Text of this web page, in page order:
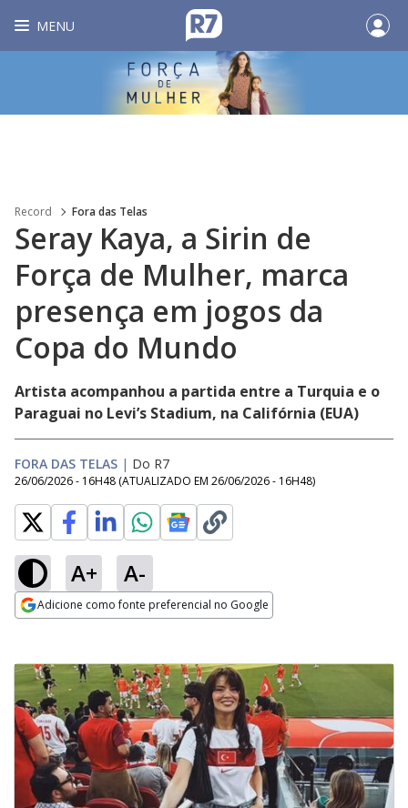
MENU
Record Fora das Telas
Seray Kaya, a Sirin de
Força de Mulher, marca
presença em jogos da
Copa do Mundo
Artista acompanhou a partida entre a Turquia e o
Paraguai no Levi’s Stadium, na Califórnia (EUA)
FORA DAS TELAS | Do R7
26/06/2026 - 16H48 (ATUALIZADO EM 26/06/2026 - 16H48)
A+ A-
Adicione como fonte preferencial no Google